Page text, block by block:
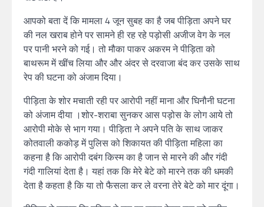
आपको बता दें कि मामला 4 जून सुबह का है जब पीड़िता अपने घर
की नल खराब होने पर सामने ही रह रहे पड़ोसी अजीज वेग के नल
पर पानी भरने को गई। तो मौका पाकर अकरम ने पीड़िता को
बाथरूम में खींच लिया और और अंदर से दरवाजा बंद कर उसके साथ
रेप की घटना को अंजाम दिया।
पीड़िता के शोर मचाती रही पर आरोपी नहीं माना और घिनौनी घटना
को अंजाम दीया ।शोर-शराबा सुनकर आस पड़ोस के लोग आये तो
आरोपी मोके से भाग गया। पीड़िता ने अपने पति के साथ जाकर
कोतवाली ककोड़ में पुलिस को शिकायत की पीड़िता महिला का
कहना है कि आरोपी दबंग किस्म का है जान से मारने की और गंदी
गंदी गालियां देता है। यहां तक कि मेरे बेटे को मारने तक की धमकी
देता है कहता है कि या तो फैसला कर ले वरना तेरे बेटे को मार दूंगा।